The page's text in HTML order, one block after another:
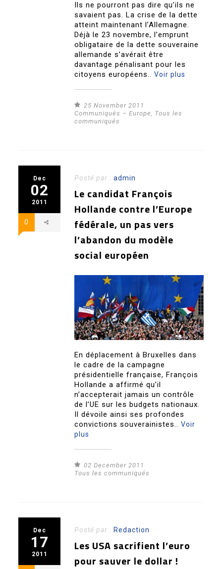
Ils ne pourront pas dire qu’ils ne
savaient pas. La crise de la dette
atteint maintenant l’Allemagne.
Déjà le 23 novembre, l’emprunt
obligataire de la dette souveraine
allemande s’avérait être
davantage pénalisant pour les
citoyens européens..Voir plus
25 November 2011
Communiqués – Europe, Tous les
communiqués
Dec
02
2011
0
Posté par :admin
Le candidat François
Hollande contre l’Europe
fédérale, un pas vers
l’abandon du modèle
social européen
En déplacement à Bruxelles dans
le cadre de la campagne
présidentielle française, François
Hollande a affirmé qu’il
n’accepterait jamais un contrôle
de l’UE sur les budgets nationaux.
Il dévoile ainsi ses profondes
convictions souverainistes..Voir
plus
02 December 2011
Tous les communiqués
Dec
17
2011
Posté par : Redaction
Les USA sacrifient l’euro
pour sauver le dollar !